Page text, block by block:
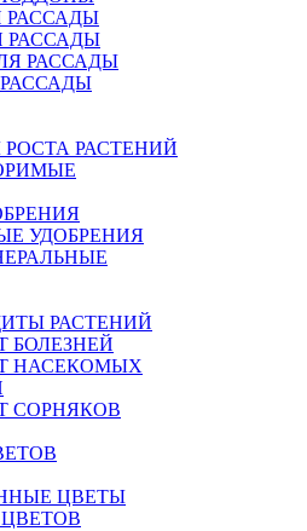
РАССАДЫ
РАССАДЫ
РАССАДЫ
РОСТА РАСТЕНИЙ
УДОБРЕНИЯ
РАСТЕНИЙ
БОЛЕЗНЕЙ
НАСЕКОМЫХ
СОРНЯКОВ
ЦВЕТЫ